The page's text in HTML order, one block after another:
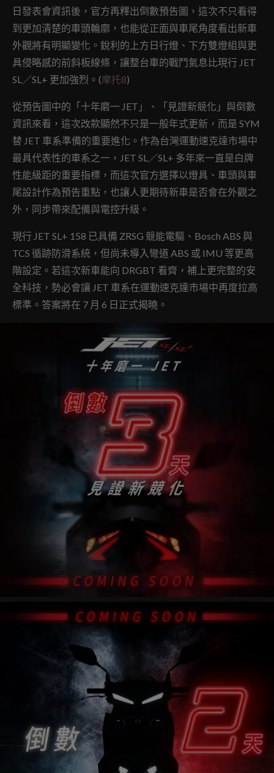
日發表會資訊後，官方再釋出倒數預告圖，這次不只看得
到更加清楚的車頭輪廓，也能從正面與車尾角度看出新車
外觀將有明顯變化。銳利的上方日行燈、下方雙燈組與更
具侵略感的前斜板線條，讓整台車的戰鬥氣息比現行 JET
SL／SL+ 更加強烈。(摩托8⁠)
從預告圖中的「十年磨一 JET」、「見證新競化」與倒數
資訊來看，這次改款顯然不只是一般年式更新，而是 SYM
替 JET 車系準備的重要進化。作為台灣運動速克達市場中
最具代表性的車系之一，JET SL／SL+ 多年來一直是白牌
性能級距的重要指標，而這次官方選擇以燈具、車頭與車
尾設計作為預告重點，也讓人更期待新車是否會在外觀之
外，同步帶來配備與電控升級。
現行 JET SL+ 158 已具備 ZRSG 競能電驅、Bosch ABS 與
TCS 循跡防滑系統，但尚未導入彎道 ABS 或 IMU 等更高
階設定。若這次新車能向 DRGBT 看齊，補上更完整的安
全科技，勢必會讓 JET 車系在運動速克達市場中再度拉高
標準。答案將在 7 月 6 日正式揭曉。